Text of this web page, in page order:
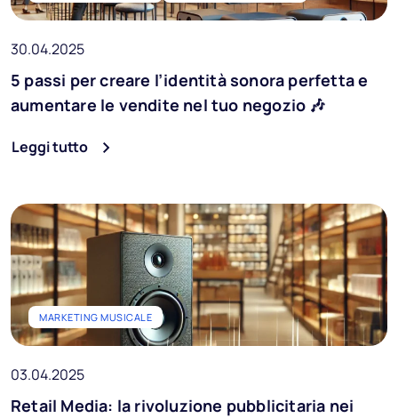
Ai Music
IT
30.04.2025
5 passi per creare l’identità sonora perfetta e
aumentare le vendite nel tuo negozio 🎶
Leggi tutto
MARKETING MUSICALE
03.04.2025
Retail Media: la rivoluzione pubblicitaria nei